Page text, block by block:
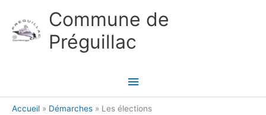
Commune de
Préguillac
Menu
principal
Accueil Démarches Les élections